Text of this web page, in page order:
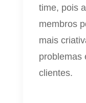
time, pois
membros
mais
problemas
clientes.